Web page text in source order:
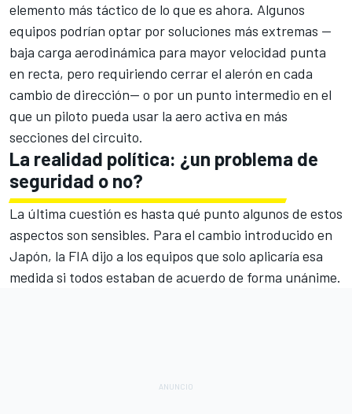
elemento más táctico de lo que es ahora. Algunos
equipos podrían optar por soluciones más extremas —
baja carga aerodinámica para mayor velocidad punta
en recta, pero requiriendo cerrar el alerón en cada
cambio de dirección— o por un punto intermedio en el
que un piloto pueda usar la aero activa en más
secciones del circuito.
La realidad política: ¿un problema de
seguridad o no?
La última cuestión es hasta qué punto algunos de estos
aspectos son sensibles. Para el cambio introducido en
Japón, la FIA dijo a los equipos que solo aplicaría esa
medida si todos estaban de acuerdo de forma unánime.